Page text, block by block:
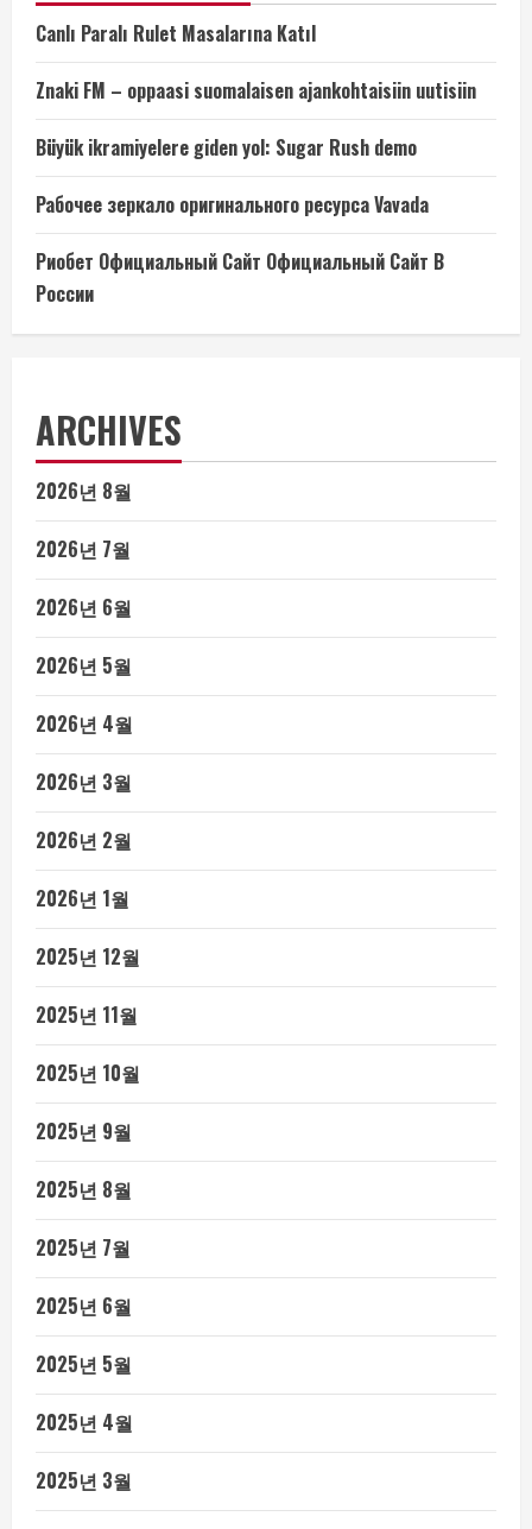
Canlı Paralı Rulet Masalarına Katıl
Znaki FM – oppaasi suomalaisen ajankohtaisiin uutisiin
Büyük ikramiyelere giden yol: Sugar Rush demo
Рабочее зеркало оригинального ресурса Vavada
Риобет Официальный Сайт Официальный Сайт В
России
ARCHIVES
2026년 8월
2026년 7월
2026년 6월
2026년 5월
2026년 4월
2026년 3월
2026년 2월
2026년 1월
2025년 12월
2025년 11월
2025년 10월
2025년 9월
2025년 8월
2025년 7월
2025년 6월
2025년 5월
2025년 4월
2025년 3월